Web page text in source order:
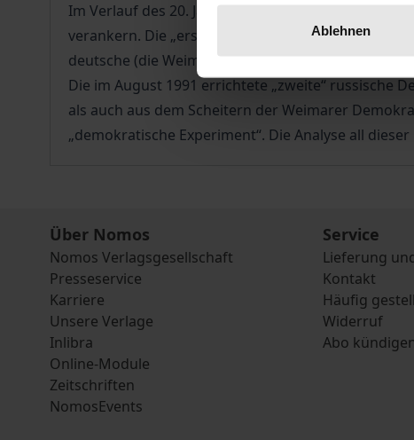
Ablehnen
Im Verlauf des 20. Jahrhunderts erlebte Russland
verankern. Die „erste“ russische Demokratie
deutsche (die Weimarer Republik) nach etwa 14
Die im August 1991 errichtete „zweite“ russische
als auch aus dem Scheitern der Weimarer
„demokratische Experiment“. Die Analyse all
Über Nomos
Nomos Verlagsgesellschaft
Presseservice
Karriere
Unsere Verlage
Inlibra
Online-Module
Zeitschriften
NomosEvents
Service
Lieferung
Kontakt
Häufig
Widerruf
Abo